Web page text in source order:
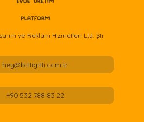
PLATFORM
ve Reklam Hizmetleri Ltd. Şti.
hey@bittigitti.com.tr
+90 532 788 83 22